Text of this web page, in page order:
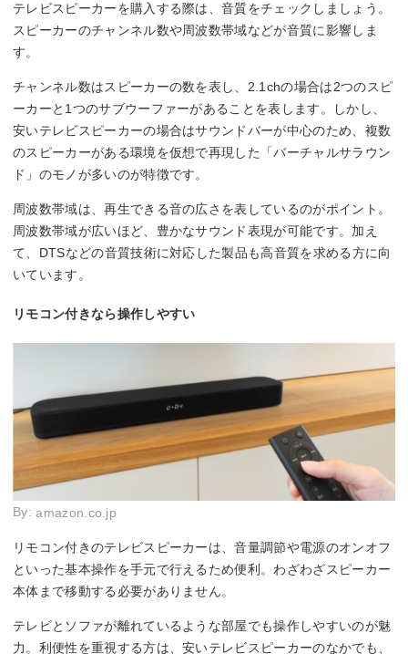
テレビスピーカーを購入する際は、音質をチェックしましょう。
スピーカーのチャンネル数や周波数帯域などが音質に影響しま
す。
チャンネル数はスピーカーの数を表し、2.1chの場合は2つのスピ
ーカーと1つのサブウーファーがあることを表します。しかし、
安いテレビスピーカーの場合はサウンドバーが中心のため、複数
のスピーカーがある環境を仮想で再現した「バーチャルサラウン
ド」のモノが多いのが特徴です。
周波数帯域は、再生できる音の広さを表しているのがポイント。
周波数帯域が広いほど、豊かなサウンド表現が可能です。加え
て、DTSなどの音質技術に対応した製品も高音質を求める方に向
いています。
リモコン付きなら操作しやすい
By:amazon.co.jp
リモコン付きのテレビスピーカーは、音量調節や電源のオンオフ
といった基本操作を手元で行えるため便利。わざわざスピーカー
本体まで移動する必要がありません。
テレビとソファが離れているような部屋でも操作しやすいのが魅
力。利便性を重視する方は、安いテレビスピーカーのなかでも、